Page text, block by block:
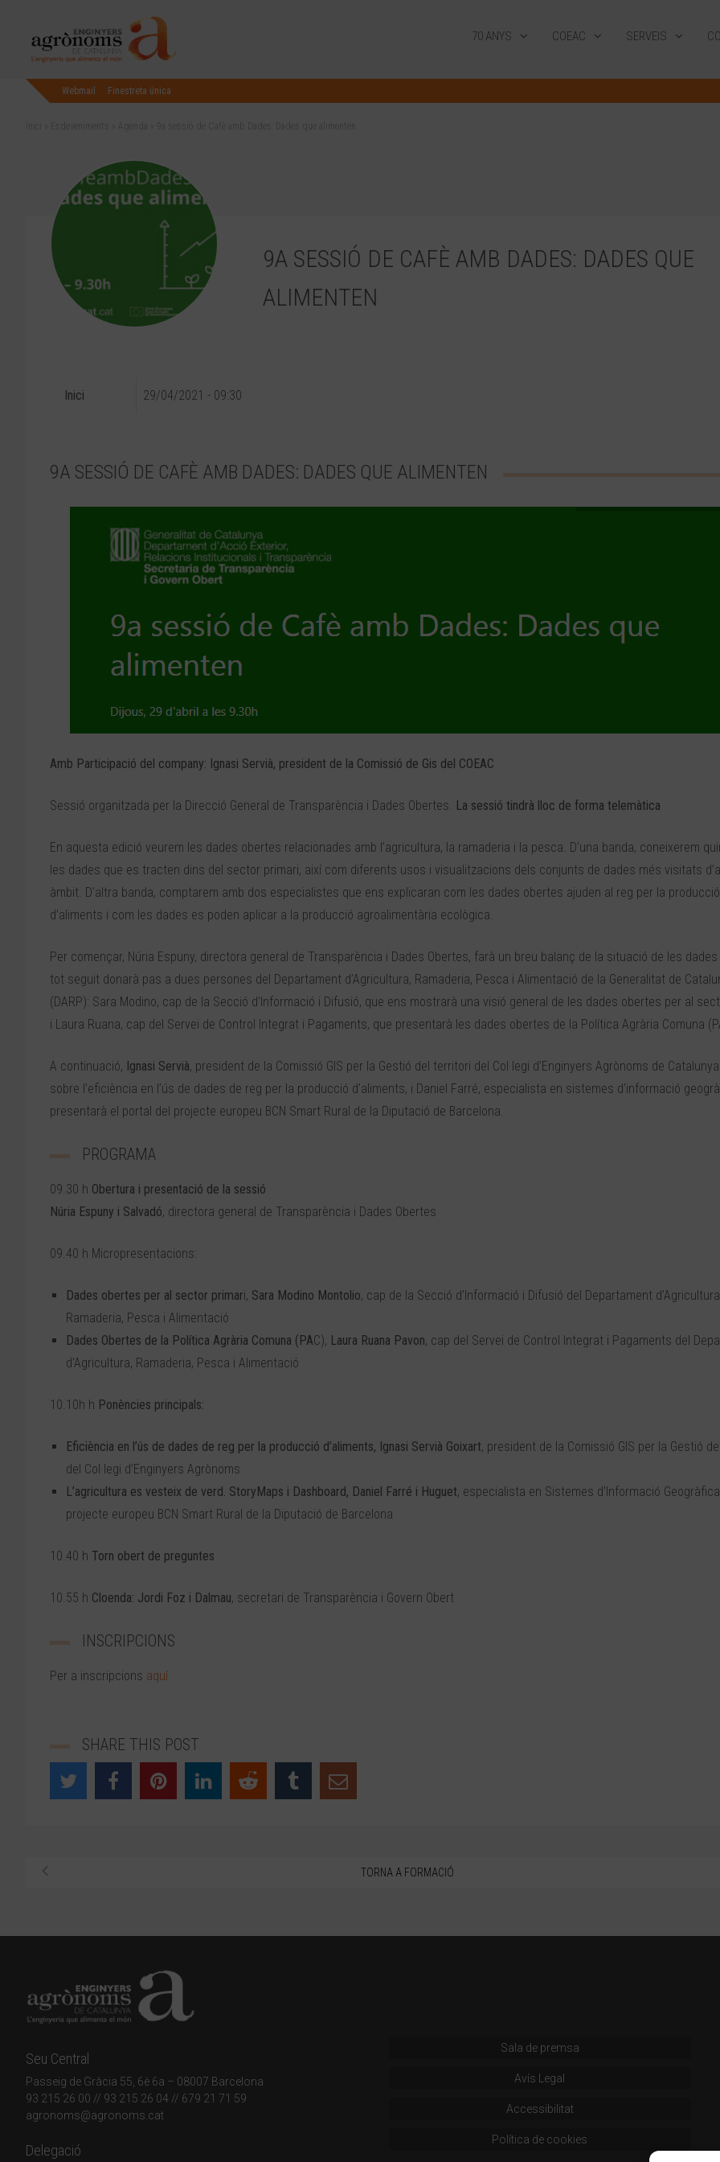
70 ANYS COEAC SERVEIS
Webmail Finestreta única
9A SESSIÓ DE CAFÈ AMB DADES: DADES QUE
ALIMENTEN
Inici 29/04/2021 - 09:30
9A SESSIÓ DE CAFÈ AMB DADES: DADES QUE ALIMENTEN
Amb Participació del company: Ignasi Servià, president de la Comissió de Gis del COEAC
Sessió organitzada per la Direcció General de Transparència i Dades Obertes. La sessió tindrà lloc de forma telemàtica
En aquesta edició veurem les dades obertes relacionades amb l’agricultura, la ramaderia i la pesca. D’una banda, coneixerem
les dades que es tracten dins del sector primari, així com diferents usos i visualitzacions dels conjunts de dades més visitats
àmbit. D’altra banda, comptarem amb dos especialistes que ens explicaran com les dades obertes ajuden al reg per la producció
d’aliments i com les dades es poden aplicar a la producció agroalimentària ecològica.
Per començar, Núria Espuny, directora general de Transparència i Dades Obertes, farà un breu balanç de la situació de les
tot seguit donarà pas a dues persones del Departament d’Agricultura, Ramaderia, Pesca i Alimentació de la Generalitat de
(DARP): Sara Modino, cap de la Secció d’Informació i Difusió, que ens mostrarà una visió general de les dades obertes per al
i Laura Ruana, cap del Servei de Control Integrat i Pagaments, que presentarà les dades obertes de la Política Agrària Comuna
A continuació, Ignasi Servià, president de la Comissió GIS per la Gestió del territori del Col·legi d’Enginyers Agrònoms de
sobre l’eficiència en l’ús de dades de reg per la producció d’aliments, i Daniel Farré, especialista en sistemes d’informació
presentarà el portal del projecte europeu BCN Smart Rural de la Diputació de Barcelona.
PROGRAMA
09.30 h Obertura i presentació de la sessió
Núria Espuny i Salvadó, directora general de Transparència i Dades Obertes
09.40 h Micropresentacions:
Dades obertes per al sector primari, Sara Modino Montolio, cap de la Secció d’Informació i Difusió del Departament
Ramaderia, Pesca i Alimentació
Dades Obertes de la Política Agrària Comuna (PAC), Laura Ruana Pavon, cap del Servei de Control Integrat i Pagaments del
d’Agricultura, Ramaderia, Pesca i Alimentació
10.10h h Ponències principals:
Eficiència en l’ús de dades de reg per la producció d’aliments, Ignasi Servià Goixart, president de la Comissió GIS per la Gestió
del Col·legi d’Enginyers Agrònoms
L’agricultura es vesteix de verd. StoryMaps i Dashboard, Daniel Farré i Huguet, especialista en Sistemes d’Informació Geogràfica
projecte europeu BCN Smart Rural de la Diputació de Barcelona
10.40 h Torn obert de preguntes
10.55 h Cloenda: Jordi Foz i Dalmau, secretari de Transparència i Govern Obert
INSCRIPCIONS
Per a inscripcions aquí
SHARE THIS POST
TORNA A FORMACIÓ
Seu Central
Passeig de Gràcia 55, 6è 6a – 08007 Barcelona
93 215 26 00 // 93 215 26 04 // 679 21 71 59
agronoms@agronoms.cat
Delegació
Sala de premsa
Avís Legal
Accessibilitat
Política de cookies